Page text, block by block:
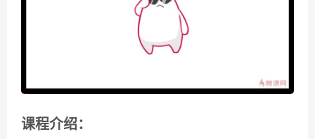
课程介绍：